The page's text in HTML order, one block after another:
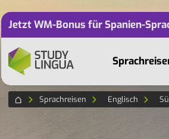
Jetzt WM-Bonus für Spanien-
Sprachreisen Englisch